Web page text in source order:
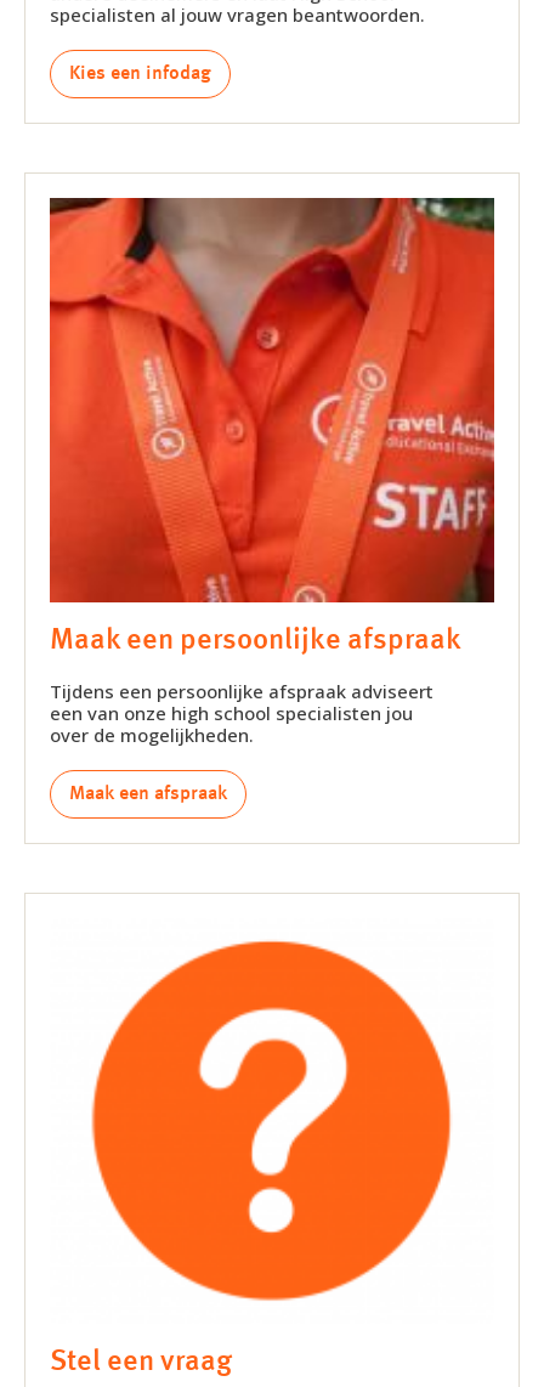
specialisten al jouw vragen beantwoorden.
Kies een infodag
Maak een persoonlijke afspraak
Tijdens een persoonlijke afspraak adviseert
een van onze high school specialisten jou
over de mogelijkheden.
Maak een afspraak
Stel een vraag